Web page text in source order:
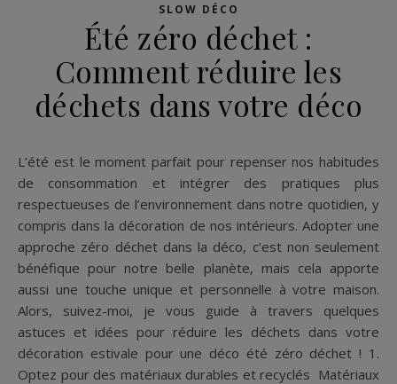
SLOW DÉCO
Été zéro déchet :
Comment réduire les
déchets dans votre déco
L’été est le moment parfait pour repenser nos habitudes
de consommation et intégrer des pratiques plus
respectueuses de l’environnement dans notre quotidien, y
compris dans la décoration de nos intérieurs. Adopter une
approche zéro déchet dans la déco, c’est non seulement
bénéfique pour notre belle planète, mais cela apporte
aussi une touche unique et personnelle à votre maison.
Alors, suivez-moi, je vous guide à travers quelques
astuces et idées pour réduire les déchets dans votre
décoration estivale pour une déco été zéro déchet ! 1.
Optez pour des matériaux durables et recyclés Matériaux